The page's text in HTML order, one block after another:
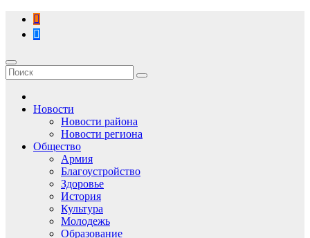
Перейти
содержимому
Новости
Новости района
Новости региона
Общество
Армия
Благоустройство
Здоровье
История
Культура
Молодежь
Образование